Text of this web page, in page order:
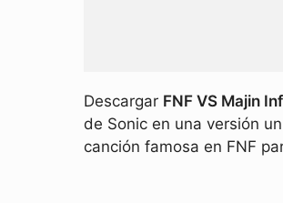
Descargar FNF VS Majin
de Sonic en una versión
canción famosa en FNF